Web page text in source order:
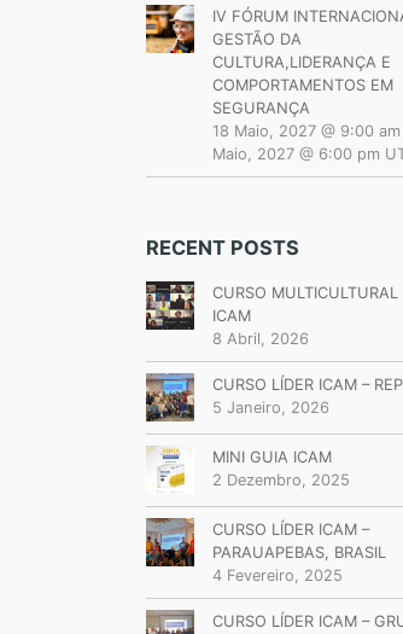
IV FÓRUM
GESTÃO DA
CULTURA,LIDERANÇA E
COMPORTAMENTOS EM
SEGURANÇA
18 Maio, 2027 @ 9:00 am
Maio, 2027 @ 6:00 pm
RECENT POSTS
CURSO MULTICULTURAL
ICAM
8 Abril, 2026
CURSO LÍDER ICAM –
5 Janeiro, 2026
MINI GUIA ICAM
2 Dezembro, 2025
CURSO LÍDER ICAM –
PARAUAPEBAS, BRASIL
4 Fevereiro, 2025
CURSO LÍDER ICAM –